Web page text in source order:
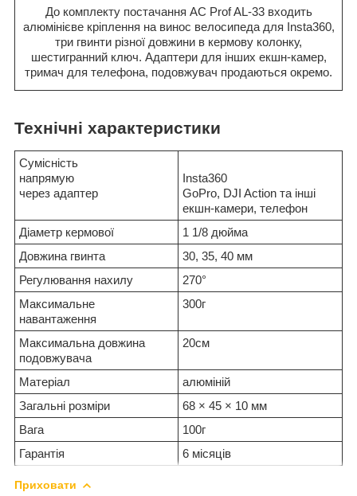
До комплекту постачання AC Prof AL-33 входить
алюмінієве кріплення на винос велосипеда для Insta360,
три гвинти різної довжини в кермову колонку,
шестигранний ключ. Адаптери для інших екшн-камер,
тримач для телефона, подовжувач продаються окремо.
Технічні характеристики
Сумісність
напрямую
через адаптер
Insta360
GoPro, DJI Action та інші
екшн-камери, телефон
Діаметр кермової
1 1/8 дюйма
Довжина гвинта
30, 35, 40 мм
Регулювання нахилу
270°
Максимальне
навантаження
300г
Максимальна довжина
подовжувача
20см
Матеріал
алюміній
Загальні розміри
68 × 45 × 10 мм
Вага
100г
Гарантія
6 місяців
Приховати